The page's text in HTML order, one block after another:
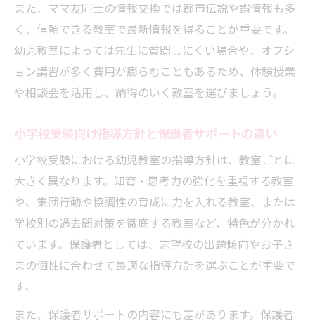
また、ママ友同士の情報交換では都市伝説や誤情報も多
く、信頼できる教室で最新情報を得ることが重要です。
幼児教室によっては先生に質問しにくい場合や、オプシ
ョン講習が多く費用が膨らむこともあるため、体験授業
や相談会を活用し、納得のいく教室を選びましょう。
小学校受験向け指導方針と保護者サポートの違い
小学校受験における幼児教室の指導方針は、教室ごとに
大きく異なります。知育・思考力の強化を重視する教室
や、集団行動や協調性の育成に力を入れる教室、または
学校別の過去問対策を徹底する教室など、特色が分かれ
ています。保護者としては、志望校の出題傾向やお子さ
まの個性に合わせて最適な指導方針を選ぶことが重要で
す。
また、保護者サポートの内容にも差があります。保護者